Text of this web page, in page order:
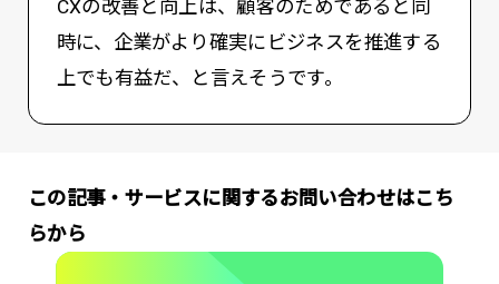
CXの改善と向上は、顧客のためであると同
時に、企業がより確実にビジネスを推進する
上でも有益だ、と言えそうです。
この記事・サービスに関するお問い合わせはこち
らから